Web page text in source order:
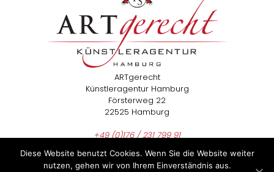
ARTgerecht
Künstleragentur Hamburg
Försterweg 22
22525 Hamburg
+49 (0)176 / 231 799 91
Diese Website benutzt Cookies. Wenn Sie die Website weiter
nutzen, gehen wir von Ihrem Einverständnis aus.